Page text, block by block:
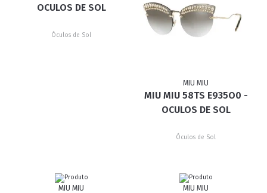
OCULOS DE SOL
Óculos de Sol
MIU MIU
MIU MIU 58TS E935O0 -
OCULOS DE SOL
Óculos de Sol
MIU MIU MIU MIU